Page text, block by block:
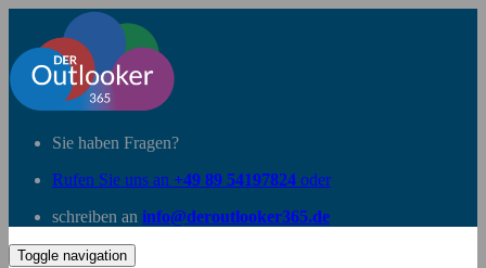
Sie haben Fragen?
Rufen Sie uns an +49 89 54197824 oder
schreiben an info@deroutlooker365.de
Toggle navigation